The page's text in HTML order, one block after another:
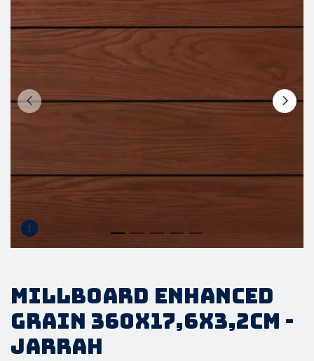
Millboard Enhanced
Grain 360x17,6x3,2cm -
Jarrah